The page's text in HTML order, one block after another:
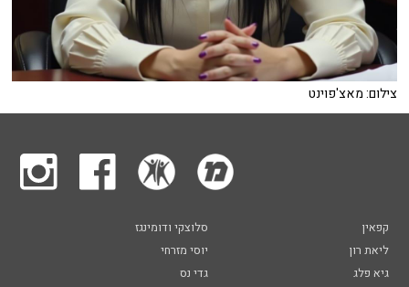
צילום: מאצ'פוינט
קפאין
סלוצקי ודומינגז
ליאת רון
יוסי מזרחי
גיא פלג
גדי נס